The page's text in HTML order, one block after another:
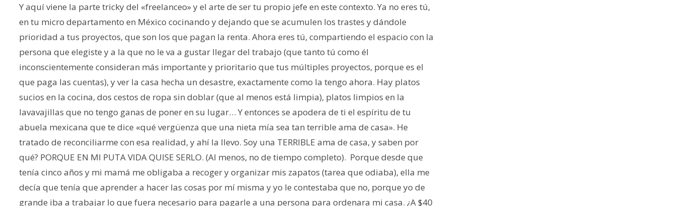
Y aquí viene la parte tricky del «freelanceo» y el arte de ser tu propio jefe en este contexto. Ya no eres tú,
en tu micro departamento en México cocinando y dejando que se acumulen los trastes y dándole
prioridad a tus proyectos, que son los que pagan la renta. Ahora eres tú, compartiendo el espacio con la
persona que elegiste y a la que no le va a gustar llegar del trabajo (que tanto tú como él
inconscientemente consideran más importante y prioritario que tus múltiples proyectos, porque es el
que paga las cuentas), y ver la casa hecha un desastre, exactamente como la tengo ahora. Hay platos
sucios en la cocina, dos cestos de ropa sin doblar (que al menos está limpia), platos limpios en la
lavavajillas que no tengo ganas de poner en su lugar… Y entonces se apodera de ti el espíritu de tu
abuela mexicana que te dice «qué vergüenza que una nieta mía sea tan terrible ama de casa». He
tratado de reconciliarme con esa realidad, y ahí la llevo. Soy una TERRIBLE ama de casa, y saben por
qué? PORQUE EN MI PUTA VIDA QUISE SERLO. (Al menos, no de tiempo completo). Porque desde que
tenía cinco años y mi mamá me obligaba a recoger y organizar mis zapatos (tarea que odiaba), ella me
decía que tenía que aprender a hacer las cosas por mí misma y yo le contestaba que no, porque yo de
grande iba a trabajar lo que fuera necesario para pagarle a una persona para ordenara mi casa. ¿A $40